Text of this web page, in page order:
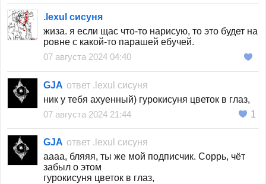
.lexul сисуня
жиза. я если щас что-то нарисую, то это будет на
ровне с какой-то парашей ебучей.
07 августа 2024 04:40
GJA ответ .lexul сисуня
ник у тебя ахуенный) гурокисуня цветок в глаз,
07 августа 2024 21:44
1
GJA ответ .lexul сисуня
аааа, бляяя, ты же мой подписчик. Соррь, чёт
забыл о этом
гурокисуня цветок в глаз,